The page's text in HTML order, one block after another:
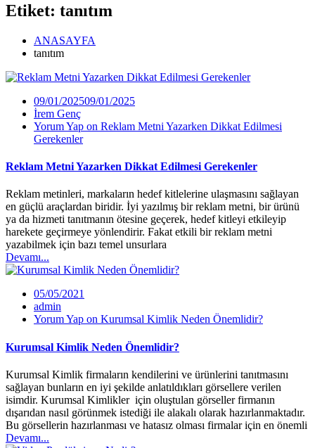
Etiket: tanıtım
ANASAYFA
tanıtım
09/01/202509/01/2025
İrem Genç
Yorum Yap on Reklam Metni Yazarken Dikkat Edilmesi
Gerekenler
Reklam Metni Yazarken Dikkat Edilmesi Gerekenler
Reklam metinleri, markaların hedef kitlelerine ulaşmasını sağlayan
en güçlü araçlardan biridir. İyi yazılmış bir reklam metni, bir ürünü
ya da hizmeti tanıtmanın ötesine geçerek, hedef kitleyi etkileyip
harekete geçirmeye yönlendirir. Fakat etkili bir reklam metni
yazabilmek için bazı temel unsurlara
Devamı...
05/05/2021
admin
Yorum Yap on Kurumsal Kimlik Neden Önemlidir?
Kurumsal Kimlik Neden Önemlidir?
Kurumsal Kimlik firmaların kendilerini ve ürünlerini tanıtmasını
sağlayan bunların en iyi şekilde anlatıldıkları görsellere verilen
isimdir. Kurumsal Kimlikler için oluştulan görseller firmanın
dışarıdan nasıl görünmek istediği ile alakalı olarak hazırlanmaktadır.
Bu görsellerin hazırlanması ve hatasız olması firmalar için en önemli
Devamı...